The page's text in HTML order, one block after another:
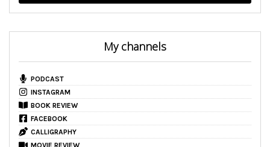
My channels
PODCAST
INSTAGRAM
BOOK REVIEW
FACEBOOK
CALLIGRAPHY
MOVIE REVIEW